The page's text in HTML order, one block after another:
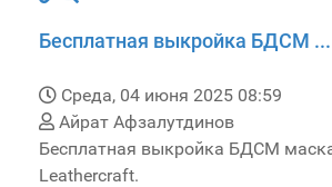
Бесплатная выкройка БДСМ ...
Среда, 04 июня 2025 08:59
Айрат Афзалутдинов
Бесплатная выкройка БДСМ
Leathercraft.